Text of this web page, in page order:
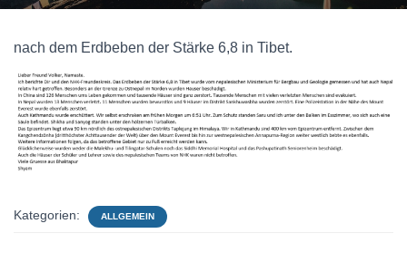
nach dem Erdbeben der Stärke 6,8 in Tibet.
Kategorien: ALLGEMEIN